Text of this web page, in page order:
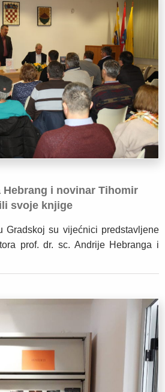
Hebrang i novinar Tihomir
svoje knjige
Gradskoj su vijećnici predstavljene
prof. dr. sc. Andrije Hebranga i